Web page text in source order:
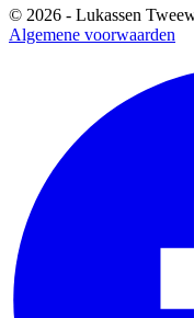
© 2026 - Lukassen
Algemene voorwaarden